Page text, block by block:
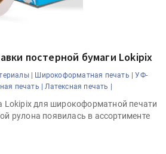
постерной бумаги Lokipix
| Широкоформатная печать |
УФ-
печать | Латексная печать |
Lokipix для широкоформатной печати
рулона появилась в ассортименте